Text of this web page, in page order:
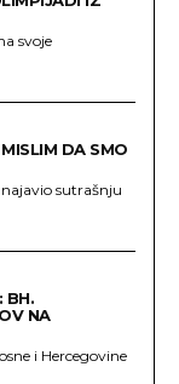
svoje
DA SMO
sutrašnju
BH.
NA
i Hercegovine